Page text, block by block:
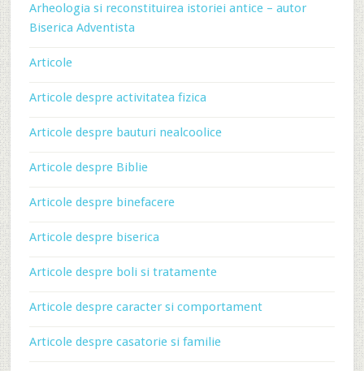
Arheologia si reconstituirea istoriei antice – autor
Biserica Adventista
Articole
Articole despre activitatea fizica
Articole despre bauturi nealcoolice
Articole despre Biblie
Articole despre binefacere
Articole despre biserica
Articole despre boli si tratamente
Articole despre caracter si comportament
Articole despre casatorie si familie